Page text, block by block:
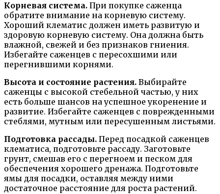
Корневая система. При покупке саженца
обратите внимание на корневую систему.
Хороший клематис должен иметь развитую и
здоровую корневую систему. Она должна быть
влажной, свежей и без признаков гниения.
Избегайте саженцев с пересохшими или
перегнившими корнями.
Высота и состояние растения. Выбирайте
саженцы с высокой стебельной частью, у них
есть больше шансов на успешное укоренение и
развитие. Избегайте саженцев с поврежденными
стеблями, мутным или пересушенным листьями.
Подготовка рассады. Перед посадкой саженцев
клематиса, подготовьте рассаду. Заготовьте
грунт, смешав его с перегноем и песком для
обеспечения хорошего дренажа. Подготовьте
ямы для посадки, оставляя между ними
достаточное расстояние для роста растений.